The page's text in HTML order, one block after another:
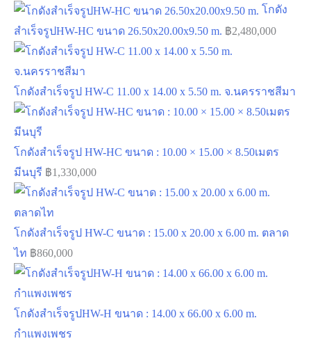
โกดัง
สำเร็จรูปHW-HC ขนาด 26.50x20.00x9.50 m. ฿2,480,000
โกดังสำเร็จรูป HW-C 11.00 x 14.00 x 5.50 m. จ.นครราชสีมา
โกดังสำเร็จรูป HW-HC ขนาด : 10.00 × 15.00 × 8.50เมตร
มีนบุรี ฿1,330,000
โกดังสำเร็จรูป HW-C ขนาด : 15.00 x 20.00 x 6.00 m. ตลาด
ไท ฿860,000
โกดังสำเร็จรูปHW-H ขนาด : 14.00 x 66.00 x 6.00 m.
กำแพงเพชร